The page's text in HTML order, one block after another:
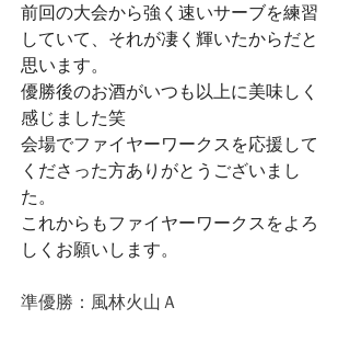
前回の大会から強く速いサーブを練習
していて、それが凄く輝いたからだと
思います。
優勝後のお酒がいつも以上に美味しく
感じました笑
会場でファイヤーワークスを応援して
くださった方ありがとうございまし
た。
これからもファイヤーワークスをよろ
しくお願いします。
準優勝：風林火山Ａ